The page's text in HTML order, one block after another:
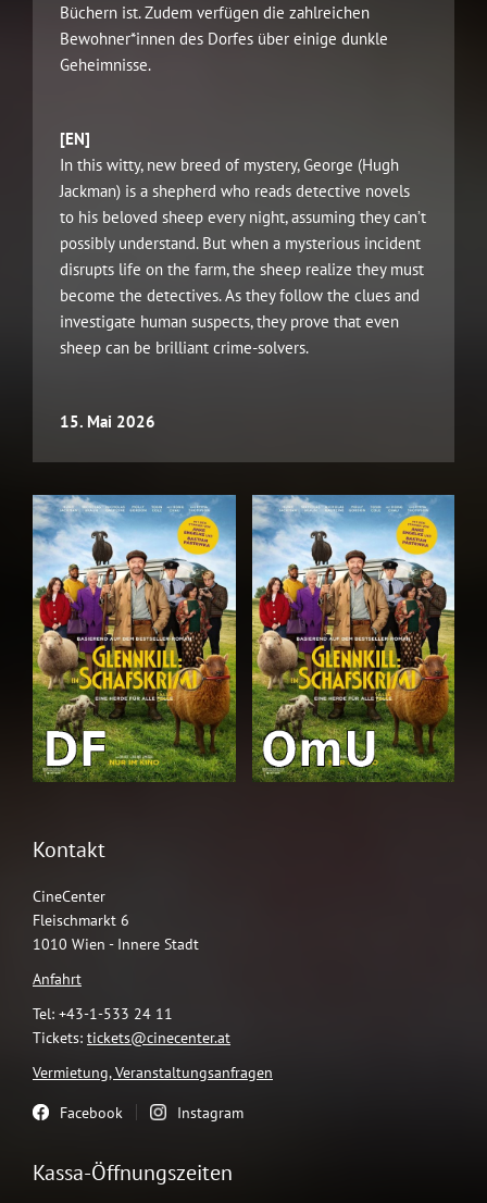
Büchern ist. Zudem verfügen die zahlreichen
Bewohner*innen des Dorfes über einige dunkle
Geheimnisse.
[EN]
In this witty, new breed of mystery, George (Hugh
Jackman) is a shepherd who reads detective novels
to his beloved sheep every night, assuming they can’t
possibly understand. But when a mysterious incident
disrupts life on the farm, the sheep realize they must
become the detectives. As they follow the clues and
investigate human suspects, they prove that even
sheep can be brilliant crime-solvers.
15. Mai 2026
Kontakt
CineCenter
Fleischmarkt 6
1010 Wien - Innere Stadt
Anfahrt
Tel: +43-1-533 24 11
Tickets: tickets@cinecenter.at
Vermietung, Veranstaltungsanfragen
Facebook Instagram
Kassa-Öffnungszeiten